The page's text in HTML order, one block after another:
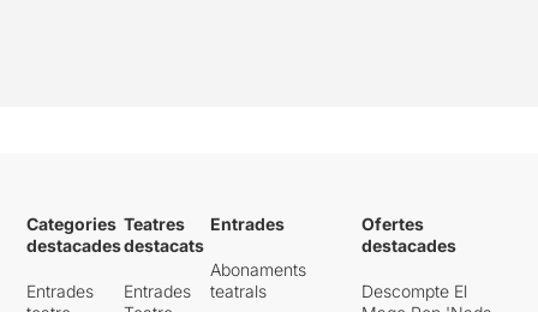
Categories
destacades
Entrades
Teatres
destacats
Entrades
Entrades
Abonaments
teatrals
Ofertes
destacades
Descompte El